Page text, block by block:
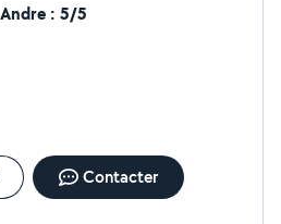
: 5/5
Contacter